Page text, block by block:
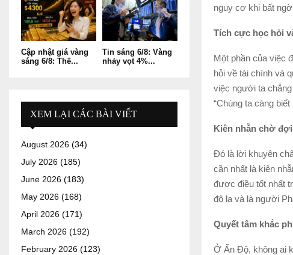
nguy cơ khi bất
Tích cực học hỏi
Một phần của việc
hỏi về tài chính và
việc người ta
“Chúng ta càng
Kiên nhẫn chờ
Đó là lời khuyên
cần nhất là kiên
được điều tốt nhất
đô la và là người
Quyết tâm khắc
Ở Ấn Độ, không ai
Cập nhật giá vàng
sáng 6/8: Thế...
Tin sáng 6/8: Vàng
nhảy vọt 4%...
XEM LẠI CÁC BÀI VIẾT
August 2026 (34)
July 2026 (185)
June 2026 (183)
May 2026 (168)
April 2026 (171)
March 2026 (192)
February 2026 (123)